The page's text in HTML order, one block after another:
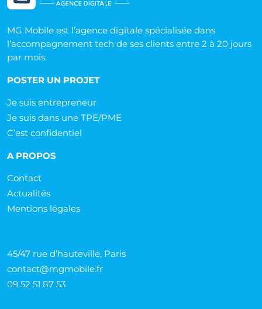
MG Mobile est l’agence digitale spécialisée dans
l’accompagnement tech de ses clients entre 2 à 20 jours
par mois.
POSTER UN PROJET
Je suis entrepreneur
Je suis dans une TPE/PME
C’est confidentiel
A PROPOS
Contact
Actualités
Mentions légales
45/47 rue d’hauteville, Paris
contact@mgmobile.fr
09 52 51 87 53